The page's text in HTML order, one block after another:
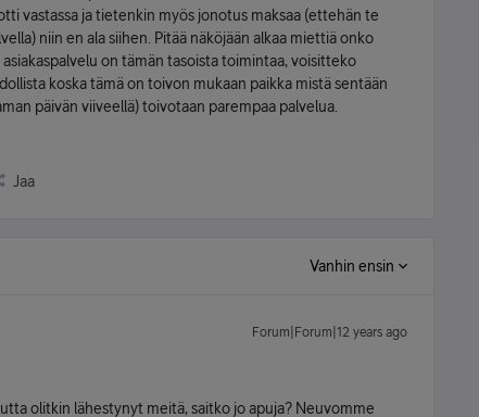
vastassa ja tietenkin myös jonotus maksaa (ettehän te
niin en ala siihen. Pitää näköjään alkaa miettiä onko
on tämän tasoista toimintaa, voisitteko
koska tämä on toivon mukaan paikka mistä sentään
päivän viiveellä) toivotaan parempaa palvelua.
Jaa
Vanhin ensin
Forum|Forum|12 years ago
olitkin lähestynyt meitä, saitko jo apuja? Neuvomme